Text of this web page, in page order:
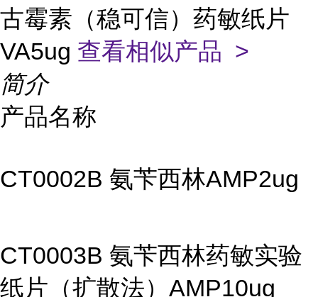
古霉素（稳可信）药敏纸片
VA5ug 查看相似产品 >
简介
产品名称
CT0002B 氨苄西林AMP2ug
CT0003B 氨苄西林药敏实验
纸片（扩散法）AMP10ug